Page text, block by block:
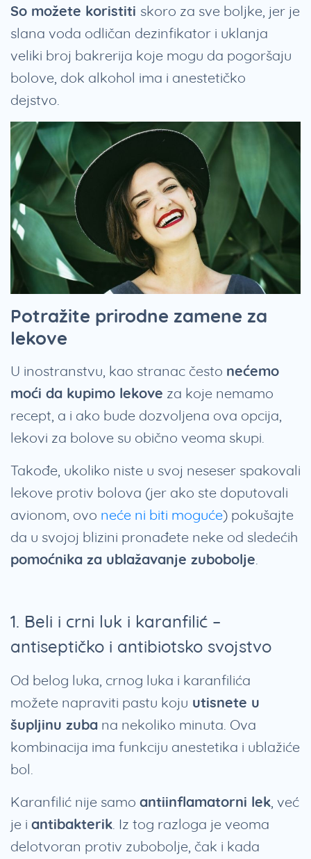
So možete koristiti skoro za sve boljke, jer je
slana voda odličan dezinfikator i uklanja
veliki broj bakrerija koje mogu da pogoršaju
bolove, dok alkohol ima i anestetičko
dejstvo.
Potražite prirodne zamene za
lekove
U inostranstvu, kao stranac često nećemo
moći da kupimo lekove za koje nemamo
recept, a i ako bude dozvoljena ova opcija,
lekovi za bolove su obično veoma skupi.
Takođe, ukoliko niste u svoj neseser spakovali
lekove protiv bolova (jer ako ste doputovali
avionom, ovo neće ni biti moguće) pokušajte
da u svojoj blizini pronađete neke od sledećih
pomoćnika za ublažavanje zubobolje.
1. Beli i crni luk i karanfilić –
antiseptičko i antibiotsko svojstvo
Od belog luka, crnog luka i karanfilića
možete napraviti pastu koju utisnete u
šupljinu zuba na nekoliko minuta. Ova
kombinacija ima funkciju anestetika i ublažiće
bol.
Karanfilić nije samo antiinflamatorni lek, već
je i antibakterik. Iz tog razloga je veoma
delotvoran protiv zubobolje, čak i kada